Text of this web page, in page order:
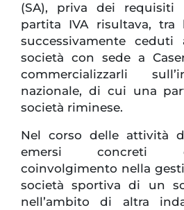
(SA), priva dei requisiti
partita IVA risultava, tra
successivamente
società con sede a
commercializzarli
nazionale, di cui una
società riminese.
Nel corso delle attività
emersi concreti
coinvolgimento nella
società sportiva di un
nell’ambito di altra